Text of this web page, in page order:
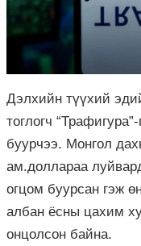
Дэлхийн түүхий
тоглогч
буурчээ. Монгол
ам.доллараа
огцом буурсан гэж
албан ёсны цахим
онцолсон байна.